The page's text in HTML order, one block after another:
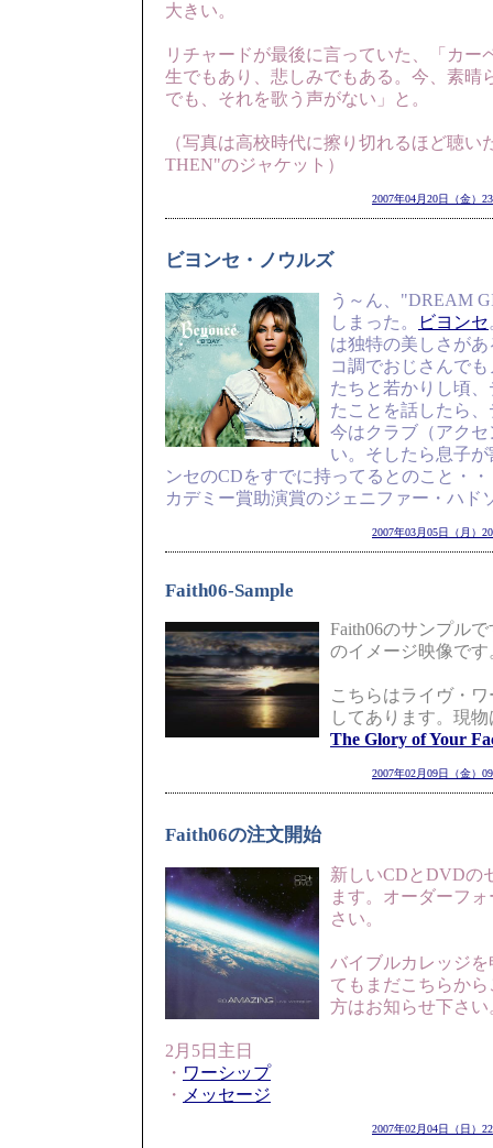
大きい。
リチャードが最後に言っていた、「カー
生でもあり、悲しみでもある。今、素晴
でも、それを歌う声がない」と。
（写真は高校時代に擦り切れるほど聴い
THEN"のジャケット）
2007年04月20日（金）
ビヨンセ・ノウルズ
う～ん、"DREAM
しまった。
ビヨンセ
は独特の美しさが
コ調でおじさんで
たちと若かりし頃
たことを話したら
今はクラブ（アク
い。そしたら息子
ンセのCDをすでに持ってるとのこと・
カデミー賞助演賞のジェニファー・ハド
2007年03月05日（月）
Faith06-Sample
Faith06のサンプル
のイメージ映像で
こちらはライヴ・
してあります。現
The Glory of Your
2007年02月09日（金）
Faith06の注文開始
新しいCDとDVDの
ます。オーダーフ
さい。
バイブルカレッジ
てもまだこちらか
方はお知らせ下さい
2月5日主日
・ ワーシップ
・ メッセージ
2007年02月04日（日）